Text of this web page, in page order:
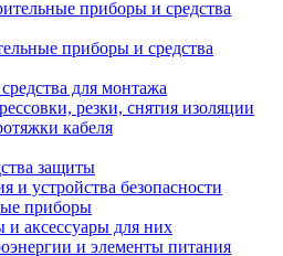
приборы и средства
для монтажа
резки, снятия изоляции
кабеля
защиты
и устройства безопасности
приборы
аксессуары для них